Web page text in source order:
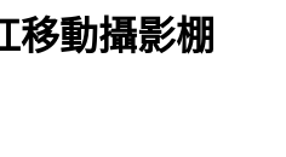
動攝影棚